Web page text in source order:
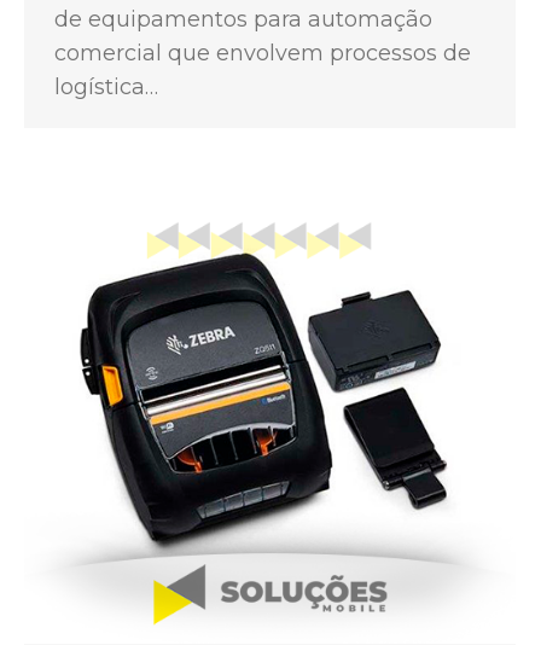
de equipamentos para automação
comercial que envolvem processos de
logística…